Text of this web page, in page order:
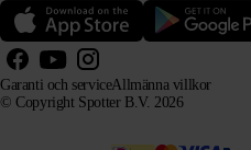
© Copyright Spotter B.V. 2026
Garanti och serviceAllmänna villkor